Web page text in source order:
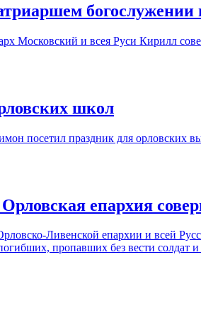
Московский и всея Руси Кирилл
школ
посетил праздник для орловских
епархия
Ливенской епархии и всей
пропавших без вести солдат